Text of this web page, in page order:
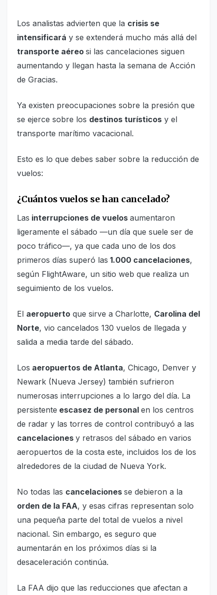
Los analistas advierten que la crisis se
intensificará y se extenderá mucho más allá del
transporte aéreo si las cancelaciones siguen
aumentando y llegan hasta la semana de Acción
de Gracias.
Ya existen preocupaciones sobre la presión que
se ejerce sobre los destinos turísticos y el
transporte marítimo vacacional.
Esto es lo que debes saber sobre la reducción de
vuelos:
¿Cuántos vuelos se han cancelado?
Las interrupciones de vuelos aumentaron
ligeramente el sábado —un día que suele ser de
poco tráfico—, ya ​​que cada uno de los dos
primeros días superó las 1.000 cancelaciones,
según FlightAware, un sitio web que realiza un
seguimiento de los vuelos.
El aeropuerto que sirve a Charlotte, Carolina del
Norte, vio cancelados 130 vuelos de llegada y
salida a media tarde del sábado.
Los aeropuertos de Atlanta, Chicago, Denver y
Newark (Nueva Jersey) también sufrieron
numerosas interrupciones a lo largo del día. La
persistente escasez de personal en los centros
de radar y las torres de control contribuyó a las
cancelaciones y retrasos del sábado en varios
aeropuertos de la costa este, incluidos los de los
alrededores de la ciudad de Nueva York.
No todas las cancelaciones se debieron a la
orden de la FAA, y esas cifras representan solo
una pequeña parte del total de vuelos a nivel
nacional. Sin embargo, es seguro que
aumentarán en los próximos días si la
desaceleración continúa.
La FAA dijo que las reducciones que afectan a